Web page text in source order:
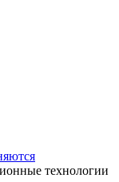
технологии